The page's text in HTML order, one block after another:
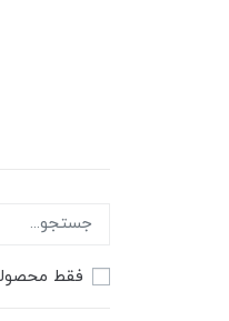
فقط